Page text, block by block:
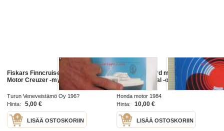
Fiskars Finncruiser Motor Cruiser /
Motor Creuzer -myyntiesite
Turun Veneveistämö Oy 196?
Hinta:
5,00 €
LISÄÄ OSTOSKORIIN
Honda outboard motor 8F75-100
owner's manual -omistajan
käsikirja
Honda motor 1984
Hinta:
10,00 €
LISÄÄ OSTOSKORIIN